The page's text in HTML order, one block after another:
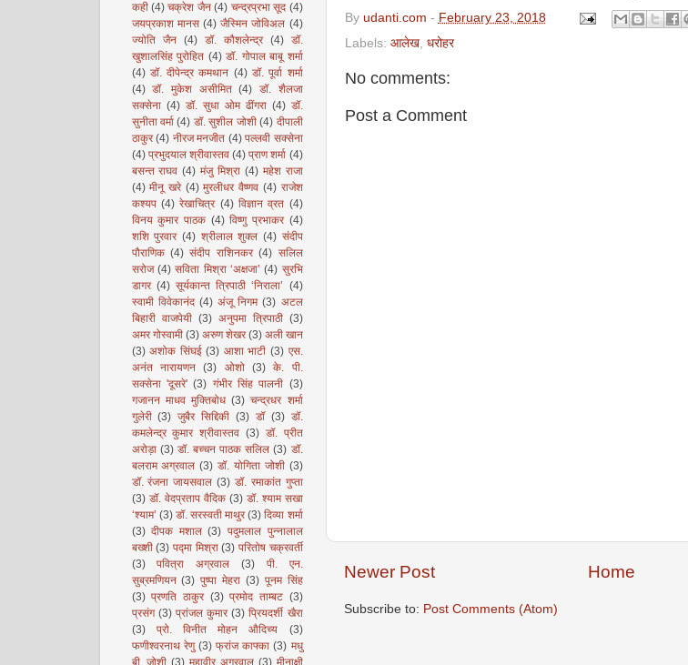
By udanti.com - February 23, 2018
Labels: आलेख, धरोहर
No comments:
Post a Comment
Newer Post Home
Subscribe to: Post Comments (Atom)
कही (4) चक्रेश जैन (4) चन्द्रप्रभा सूद (4)
जयप्रकाश मानस (4) जैस्मिन जोविअल (4)
ज्योति जैन
(4) डॉ. कौशलेन्द्र (4)
डॉ.
खुशालसिंह पुरोहित (4) डॉ. गोपाल बाबू शर्मा
(4) डॉ. दीपेन्द्र कमथान (4) डॉ. पूर्वा शर्मा
(4) डॉ. मुकेश असीमित (4) डॉ. शैलजा
सक्सेना (4) डॉ. सुधा ओम ढींगरा (4) डॉ.
सुनीता वर्मा (4) डॉ. सुशील जोशी (4) दीपाली
ठाकुर (4) नीरज मनजीत (4) पल्लवी सक्सेना
(4) प्रभुदयाल श्रीवास्तव (4) प्राण शर्मा (4)
बसन्त राघव (4) मंजु मिश्रा (4) महेश राजा
(4) मीनू खरे (4) मुरलीधर वैष्णव (4) राजेश
कश्यप (4) रेखाचित्र (4) विज्ञान व्रत (4)
विनय कुमार पाठक (4) विष्णु प्रभाकर (4)
शशि पुरवार (4) श्रीलाल शुक्ल (4) संदीप
पौराणिक (4) संदीप राशिनकर (4) सलिल
सरोज (4) सविता मिश्रा ‘अक्षजा’ (4) सुरभि
डागर (4) सूर्यकान्त त्रिपाठी ‘निराला’ (4)
स्वामी विवेकानंद (4) अंजू निगम (3) अटल
बिहारी वाजपेयी (3) अनुपमा त्रिपाठी (3)
अमर गोस्वामी (3) अरुण शेखर (3) अली खान
(3) अशोक सिंघई (3) आशा भाटी (3) एस.
अनंत नारायणन (3) ओशो (3) के. पी.
सक्सेना 'दूसरे' (3) गंभीर सिंह पालनी (3)
गजानन माधव मुक्तिबोध (3) चन्द्रधर शर्मा
गुलेरी (3) जुबैर सिद्दिकी (3) डॉ (3) डॉ.
कमलेन्द्र कुमार श्रीवास्तव (3) डॉ. प्रीत
अरोड़ा (3) डॉ. बच्चन पाठक सलिल (3) डॉ.
बलराम अग्रवाल (3) डॉ. योगिता जोशी (3)
डॉ. रंजना जायसवाल (3) डॉ. रमाकांत गुप्ता
(3) डॉ. वेदप्रताप वैदिक (3) डॉ. श्याम सखा
‘श्याम’ (3) डॉ. सरस्वती माथुर (3) दिव्या शर्मा
(3) दीपक मशाल (3) पदुमलाल पुन्नालाल
बख्शी (3) पद्मा मिश्रा (3) परितोष चक्रवर्ती
(3)
पवित्रा अग्रवाल (3)
पी. एन.
सुब्रमणियन (3) पुष्पा मेहरा (3) पूनम सिंह
(3) प्रणति ठाकुर (3) प्रमोद ताम्बट (3)
प्रसंग (3) प्रांजल कुमार (3) प्रियदर्शी खैरा
(3)
प्रो. विनीत मोहन औदिच्य
(3)
फणीश्वरनाथ रेणु (3) फ्रांज काफ्का (3) मधु
बी. जोशी (3) महावीर अग्रवाल (3) मीनाक्षी